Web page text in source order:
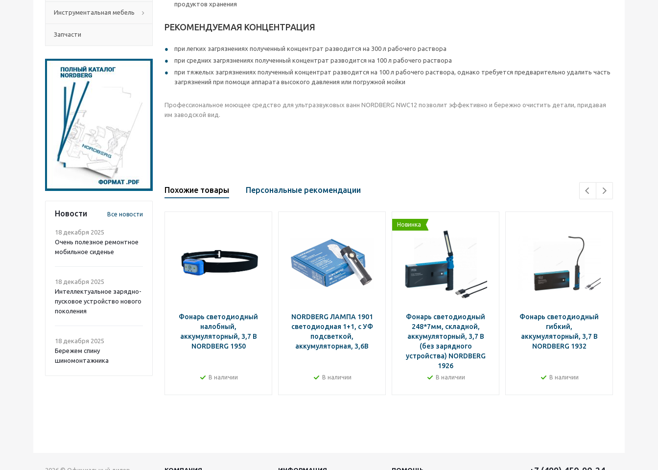
Инструментальная мебель
Запчасти
Новости Все новости
18 декабря 2025
Очень полезное ремонтное
мобильное сиденье
18 декабря 2025
Интеллектуальное зарядно-
пусковое устройство нового
поколения
18 декабря 2025
Бережем спину
шиномонтажника
продуктов хранения
РЕКОМЕНДУЕМАЯ КОНЦЕНТРАЦИЯ
при легких загрязнениях полученный концентрат разводится на 300 л рабочего раствора
при средних загрязнениях полученный концентрат разводится на 100 л рабочего раствора
при тяжелых загрязнениях полученный концентрат разводится на 100 л рабочего раствора, однако требуется предварительно удалить часть
загрязнений при помощи аппарата высокого давления или погружной мойки
Профессиональное моющее средство для ультразвуковых ванн NORDBERG NWC12 позволит эффективно и бережно очистить детали, придавая
им заводской вид.
Похожие товары Персональные рекомендации
Фонарь светодиодный
налобный,
аккумуляторный, 3,7 В
NORDBERG 1950
В наличии
NORDBERG ЛАМПА 1901
светодиодная 1+1, с УФ
подсветкой,
аккумуляторная, 3,6В
В наличии
Новинка
Фонарь светодиодный
248*7мм, складной,
аккумуляторный, 3,7 В
(без зарядного
устройства) NORDBERG
1926
В наличии
Фонарь светодиодный
гибкий,
аккумуляторный, 3,7 В
NORDBERG 1932
В наличии